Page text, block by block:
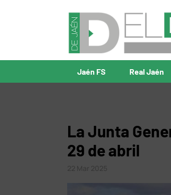
Jaén FS Real Jaén
La Junta
29 de abril